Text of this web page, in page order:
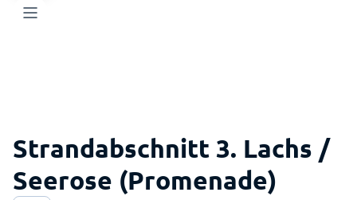
Strandabschnitt 3. Lachs /
Seerose (Promenade)